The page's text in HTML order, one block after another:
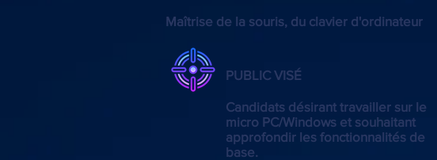
Maîtrise de la souris, du clavier d'ordinateur
PUBLIC VISÉ
Candidats désirant travailler sur le
micro PC/Windows et souhaitant
approfondir les fonctionnalités de
base.